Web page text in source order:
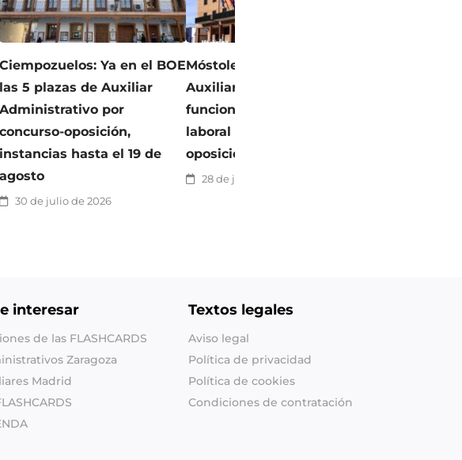
Ciempozuelos: Ya en el BOE
las 5 plazas de Auxiliar
Administrativo por
concurso-oposición,
instancias hasta el 19 de
agosto
30 de julio de 2026
Móstoles: Catorce plazas de
Auxiliar Administrativo
funcionario y once de
laboral por concurso-
oposición libre
28 de julio de 2026
interesar
de las FLASHCARDS
Zaragoza
Madrid
Textos legales
Aviso legal
Política de privacidad
Política de cookies
Condiciones de contratación